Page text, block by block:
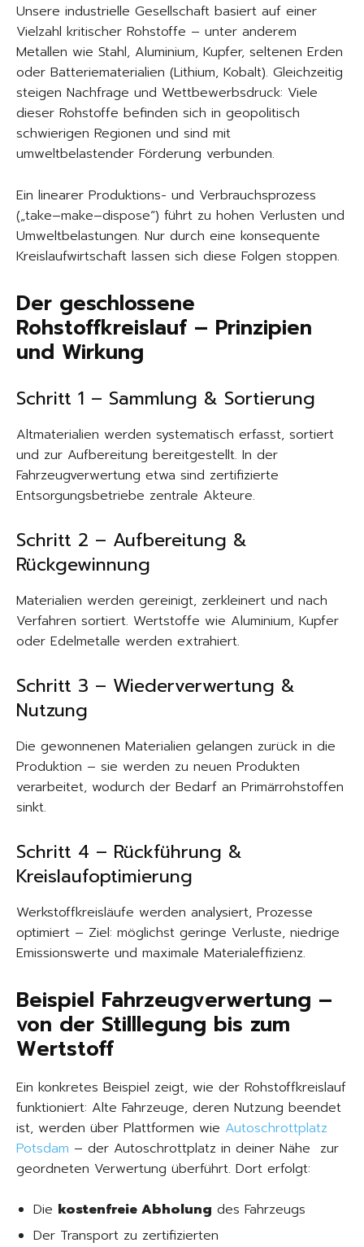
Unsere industrielle Gesellschaft basiert auf einer
Vielzahl kritischer Rohstoffe – unter anderem
Metallen wie Stahl, Aluminium, Kupfer, seltenen Erden
oder Batteriematerialien (Lithium, Kobalt). Gleichzeitig
steigen Nachfrage und Wettbewerbsdruck: Viele
dieser Rohstoffe befinden sich in geopolitisch
schwierigen Regionen und sind mit
umweltbelastender Förderung verbunden.
Ein linearer Produktions- und Verbrauchsprozess
(„take–make–dispose“) führt zu hohen Verlusten und
Umweltbelastungen. Nur durch eine konsequente
Kreislaufwirtschaft lassen sich diese Folgen stoppen.
Der geschlossene
Rohstoffkreislauf – Prinzipien
und Wirkung
Schritt 1 – Sammlung & Sortierung
Altmaterialien werden systematisch erfasst, sortiert
und zur Aufbereitung bereitgestellt. In der
Fahrzeugverwertung etwa sind zertifizierte
Entsorgungsbetriebe zentrale Akteure.
Schritt 2 – Aufbereitung &
Rückgewinnung
Materialien werden gereinigt, zerkleinert und nach
Verfahren sortiert. Wertstoffe wie Aluminium, Kupfer
oder Edelmetalle werden extrahiert.
Schritt 3 – Wiederverwertung &
Nutzung
Die gewonnenen Materialien gelangen zurück in die
Produktion – sie werden zu neuen Produkten
verarbeitet, wodurch der Bedarf an Primärrohstoffen
sinkt.
Schritt 4 – Rückführung &
Kreislaufoptimierung
Werkstoffkreisläufe werden analysiert, Prozesse
optimiert – Ziel: möglichst geringe Verluste, niedrige
Emissionswerte und maximale Materialeffizienz.
Beispiel Fahrzeugverwertung –
von der Stilllegung bis zum
Wertstoff
Ein konkretes Beispiel zeigt, wie der Rohstoffkreislauf
funktioniert: Alte Fahrzeuge, deren Nutzung beendet
ist, werden über Plattformen wie Autoschrottplatz
Potsdam – der Autoschrottplatz in deiner Nähe zur
geordneten Verwertung überführt. Dort erfolgt:
Die kostenfreie Abholung des Fahrzeugs
Der Transport zu zertifizierten